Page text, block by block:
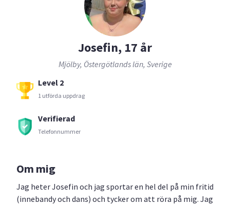
Josefin, 17 år
Mjölby, Östergötlands län, Sverige
Level 2
1 utförda uppdrag
Verifierad
Telefonnummer
Om mig
Jag heter Josefin och jag sportar en hel del på min fritid
(innebandy och dans) och tycker om att röra på mig. Jag